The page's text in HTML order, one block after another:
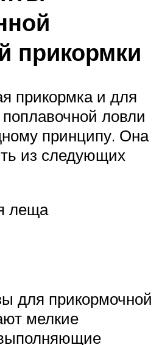
прикормки
прикормка и для
ловли
принципу. Она
из следующих
леща
для прикормочной
мелкие